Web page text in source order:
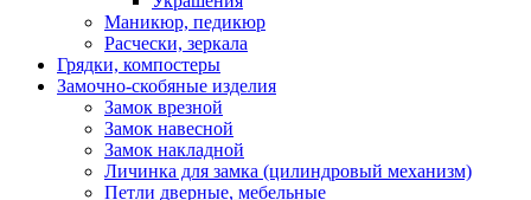
Маникюр, педикюр
Расчески, зеркала
Грядки, компостеры
Замочно-скобяные изделия
Замок врезной
Замок навесной
Замок накладной
Личинка для замка (цилиндровый механизм)
Петли дверные, мебельные